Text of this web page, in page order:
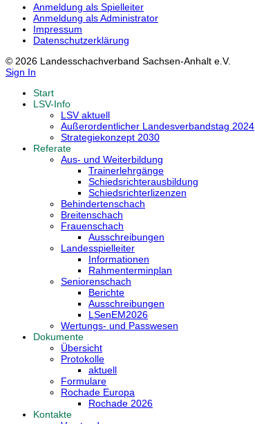
Anmeldung als Spielleiter
Anmeldung als Administrator
Impressum
Datenschutzerklärung
© 2026 Landesschachverband Sachsen-Anhalt e.V.
Sign In
Start
LSV-Info
LSV aktuell
Außerordentlicher Landesverbandstag 2024
Strategiekonzept 2030
Referate
Aus- und Weiterbildung
Trainerlehrgänge
Schiedsrichterausbildung
Schiedsrichterlizenzen
Behindertenschach
Breitenschach
Frauenschach
Ausschreibungen
Landesspielleiter
Informationen
Rahmenterminplan
Seniorenschach
Berichte
Ausschreibungen
LSenEM2026
Wertungs- und Passwesen
Dokumente
Übersicht
Protokolle
aktuell
Formulare
Rochade Europa
Rochade 2026
Kontakte